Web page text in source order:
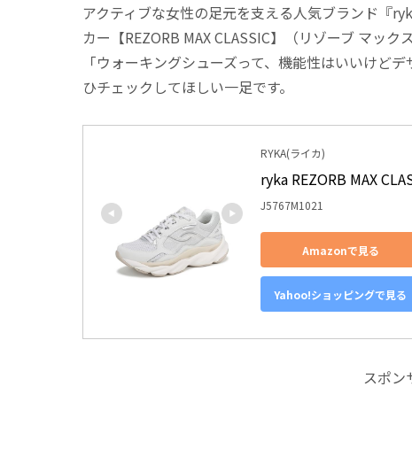
アクティブな女性の足元を支える人気ブランド『
カー【REZORB MAX CLASSIC】（リゾーブ マッ
「ウォーキングシューズって、機能性はいいけど
ひチェックしてほしい一足です。
RYKA(ライカ)
ryka REZORB MAX
J5767M1021
Amazonで見る
Yahoo!ショッピングで見る
スポン